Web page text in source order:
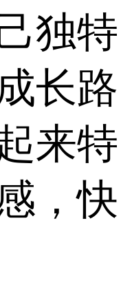
独特
长路
来特
，快